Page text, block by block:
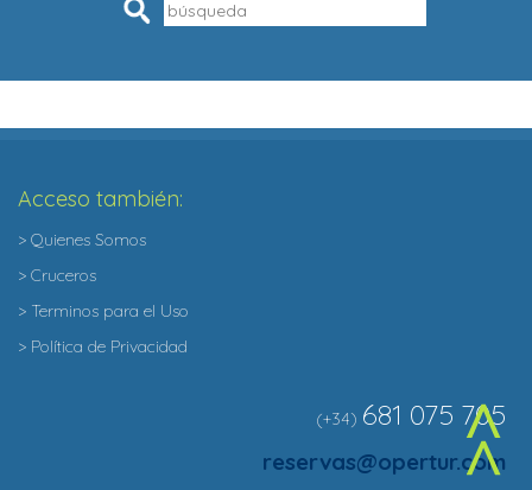
Pesquisar
^
Acceso también:
> Quienes Somos
> Cruceros
> Terminos para el Uso
> Política de Privacidad
(+34) 681 075 705
reservas@opertur.com